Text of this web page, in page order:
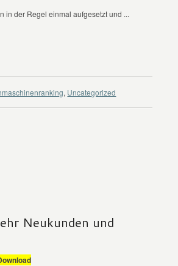
in der Regel einmal aufgesetzt und ...
, Uncategorized
Neukunden und